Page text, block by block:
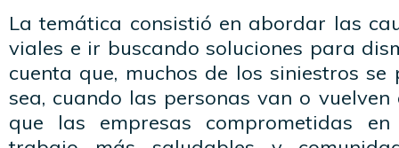
La temática consistió en abordar las
viales e ir buscando soluciones para
cuenta que, muchos de los siniestros
sea, cuando las personas van o
que las empresas comprometidas